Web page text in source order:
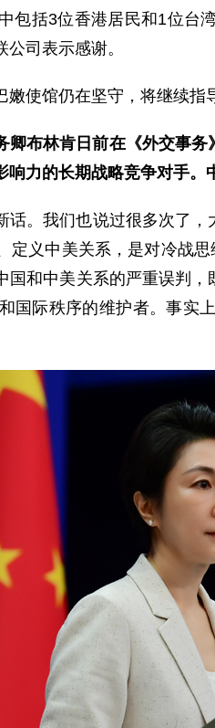
包括3位香港居民和1位
司表示感谢。
使馆仍在坚守，将继续
卿布林肯日前在《外交事
力的长期战略竞争对手。
话。我们也说过很多次了
义中美关系，是对冷战
国和中美关系的严重误判
国际秩序的维护者。事实